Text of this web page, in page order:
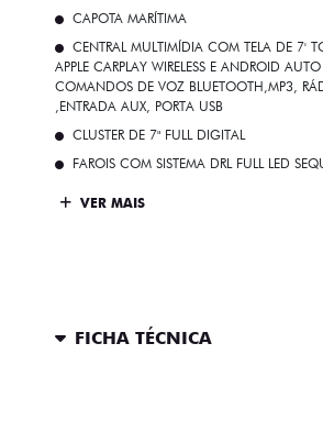
CAPOTA MARÍTIMA
CENTRAL MULTIMÍDIA COM TELA DE 7'
APPLE CARPLAY WIRELESS E ANDROID AUTO
COMANDOS DE VOZ BLUETOOTH,MP3,
,ENTRADA AUX, PORTA USB
CLUSTER DE 7" FULL DIGITAL
FAROIS COM SISTEMA DRL FULL LED
VER MAIS
FICHA TÉCNICA